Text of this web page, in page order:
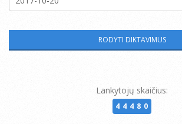
Lankytojų skaičius:
44480